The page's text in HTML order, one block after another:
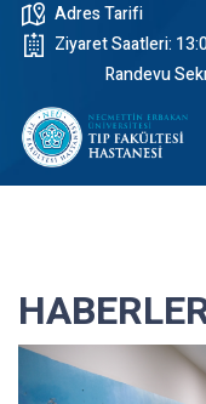
Adres Tarifi
Ziyaret Saatleri:
Randevu